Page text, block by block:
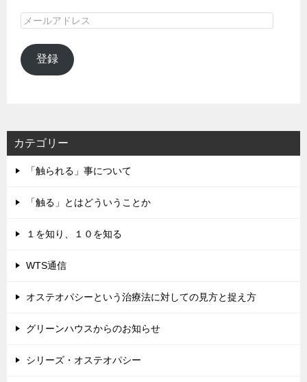
メ
ル
ア
登録
カテゴリー
「触られる」事について
「触る」とはどういうことか
１を知り、１０を知る
WTS通信
オステオパシーという治療法に対しての見方と捉え方
グリーンハウスからのお知らせ
シリーズ・オステオパシー